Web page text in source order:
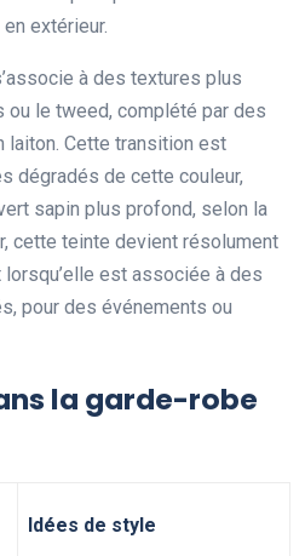
extérieur.
à des textures plus
ou le tweed, complété par des
laiton. Cette transition est
dégradés de cette couleur,
sapin plus profond, selon la
cette teinte devient résolument
est associée à des
pour des événements ou
la garde-robe
Idées de style